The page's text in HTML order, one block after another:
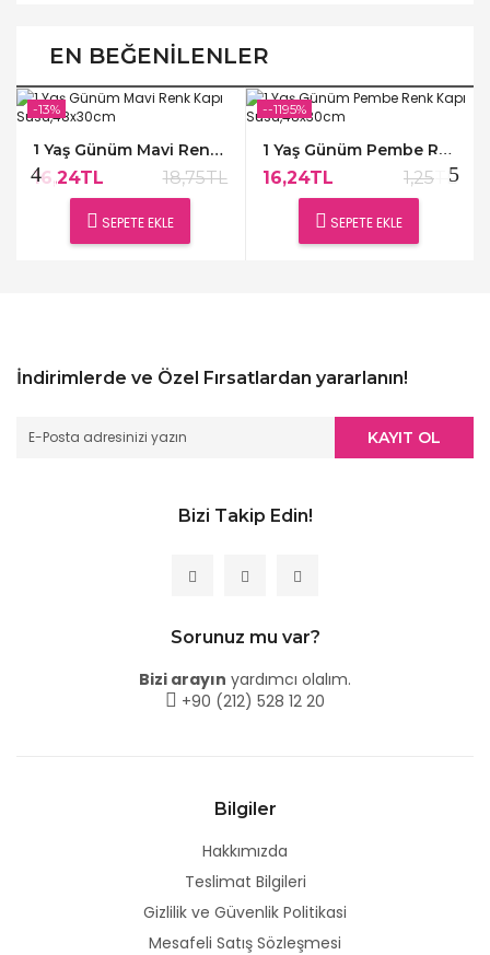
EN BEĞENILENLER
-13%
1 Yaş Günüm Mavi Renk Kapı Süsü,48x30cm
16,24TL 18,75TL
SEPETE EKLE
--1195%
1 Yaş Günüm Pembe Renk Kapı Süsü,48x30cm
16,24TL 1,25TL
SEPETE EKLE
İndirimlerde ve Özel Fırsatlardan yararlanın!
KAYIT OL
Bizi Takip Edin!
Sorunuz mu var?
Bizi arayın yardımcı olalım.
+90 (212) 528 12 20
Bilgiler
Hakkımızda
Teslimat Bilgileri
Gizlilik ve Güvenlik Politikasi
Mesafeli Satış Sözleşmesi